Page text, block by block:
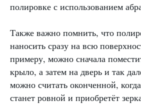
полировке с использованием
Также важно помнить, что
наносить сразу на всю
примеру, можно сначала
крыло, а затем на дверь и так
можно считать оконченной,
станет ровной и приобретёт